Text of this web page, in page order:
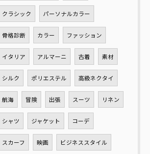
クラシック パーソナルカラー
骨格診断 カラー ファッション
イタリア アルマーニ 古着 素材
シルク ポリエステル 高級ネクタイ
航海 冒険 出張 スーツ リネン
シャツ ジャケット コーデ
スカーフ 映画 ビジネススタイル